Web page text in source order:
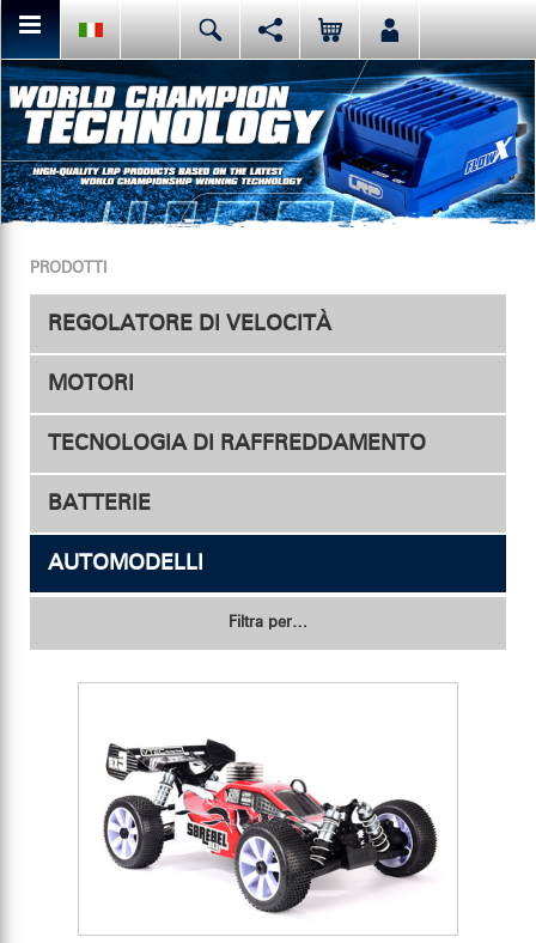
Deutsch English Español
Italiano 日本語
Da qui puoi condividere o mettere mi piace al contenuto della
pagina attuale.
Facebook
facebook.
PRODOTTI
REGOLATORE DI VELOCITÀ
Accessori
MOTORI
Elettrici
TECNOLOGIA DI RAFFREDDAMENTO
Ventola per motore
Convogliatore d'aria
Sopporto per ventola
Griglia di protezione
BATTERIE
Per Modelli - Competizione
Per Modelli - Hobby
Trasmettitore & Ricevitore
Accessori
AUTOMODELLI
Filtra per…